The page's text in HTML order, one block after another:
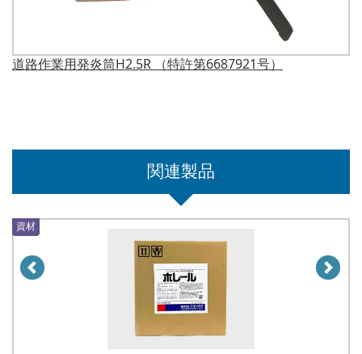
道路作業用発炎筒H2.5R （特許第6687921号）
関連製品